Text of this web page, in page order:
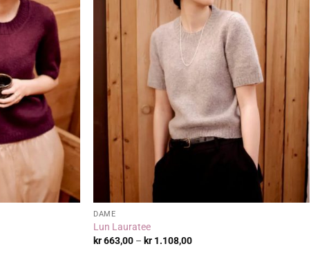
DAME
Lun Lauratee
kr663,00 – kr 1.108,00Prisområde: